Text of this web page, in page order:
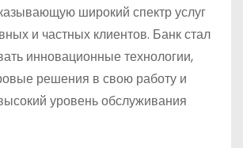
широкий спектр услуг
и частных клиентов. Банк стал
инновационные технологии,
решения в свою работу и
уровень обслуживания